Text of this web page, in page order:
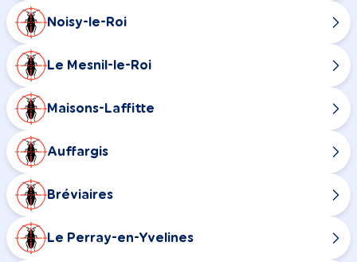
Noisy-le-Roi
Le Mesnil-le-Roi
Maisons-Laffitte
Auffargis
Bréviaires
Le Perray-en-Yvelines